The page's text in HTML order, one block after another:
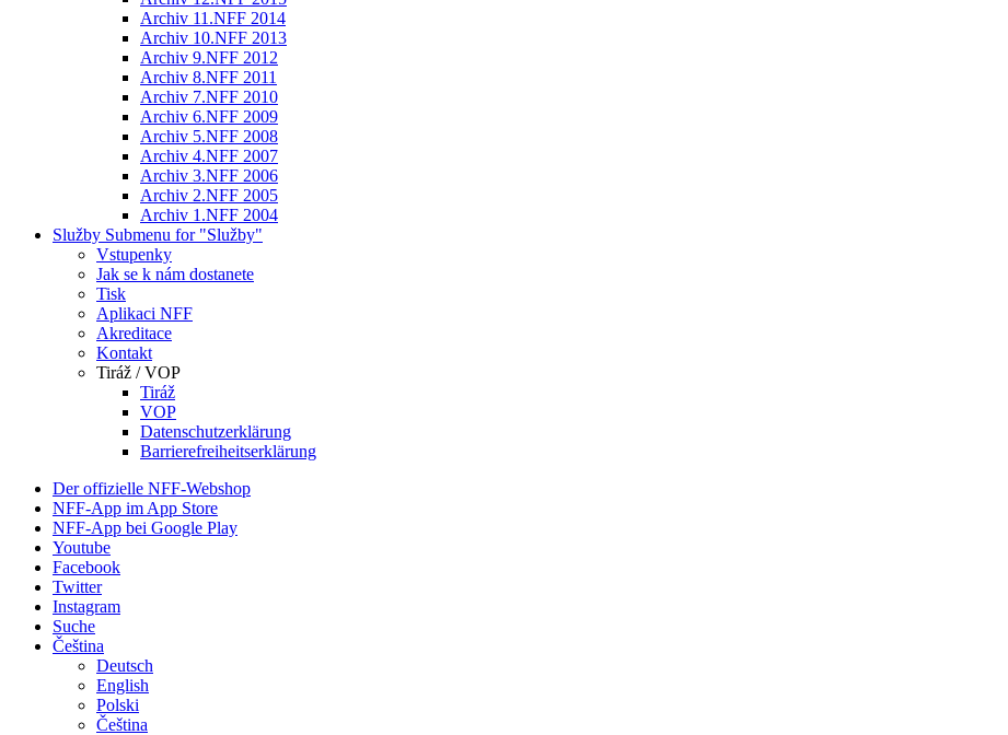
Archiv 11.NFF 2014
Archiv 10.NFF 2013
Archiv 9.NFF 2012
Archiv 8.NFF 2011
Archiv 7.NFF 2010
Archiv 6.NFF 2009
Archiv 5.NFF 2008
Archiv 4.NFF 2007
Archiv 3.NFF 2006
Archiv 2.NFF 2005
Archiv 1.NFF 2004
Služby Submenu for "Služby"
Vstupenky
Jak se k nám dostanete
Tisk
Aplikaci NFF
Akreditace
Kontakt
Tiráž / VOP
Tiráž
VOP
Datenschutzerklärung
Barrierefreiheitserklärung
Der offizielle NFF-Webshop
NFF-App im App Store
NFF-App bei Google Play
Youtube
Facebook
Twitter
Instagram
Suche
Čeština
Deutsch
English
Polski
Čeština